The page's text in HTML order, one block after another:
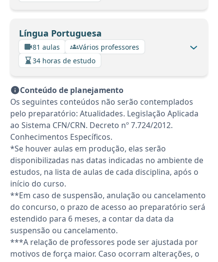
Língua Portuguesa
81 aulas
Vários professores
34 horas de estudo
Conteúdo de planejamento
Os seguintes conteúdos não serão contemplados
pelo preparatório: Atualidades. Legislação Aplicada
ao Sistema CFN/CRN. Decreto nº 7.724/2012.
Conhecimentos Específicos.
*Se houver aulas em produção, elas serão
disponibilizadas nas datas indicadas no ambiente de
estudos, na lista de aulas de cada disciplina, após o
início do curso.
**Em caso de suspensão, anulação ou cancelamento
do concurso, o prazo de acesso ao preparatório será
estendido para 6 meses, a contar da data da
suspensão ou cancelamento.
***A relação de professores pode ser ajustada por
motivos de força maior. Caso ocorram alterações, o